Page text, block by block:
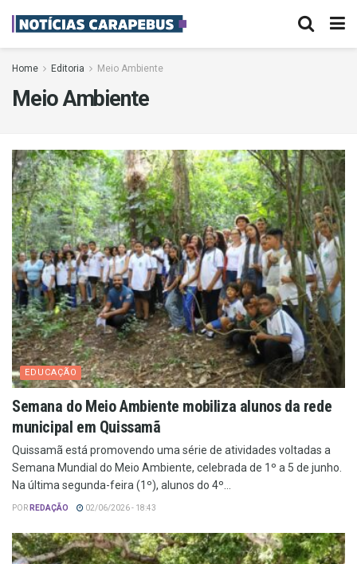
Home Editoria Meio Ambiente
Meio Ambiente
EDUCAÇÃO
Semana do Meio Ambiente mobiliza alunos da rede
municipal em Quissamã
Quissamã está promovendo uma série de atividades voltadas a
Semana Mundial do Meio Ambiente, celebrada de 1º a 5 de junho.
Na última segunda-feira (1º), alunos do 4º...
POR REDAÇÃO 02/06/2026 - 18:43